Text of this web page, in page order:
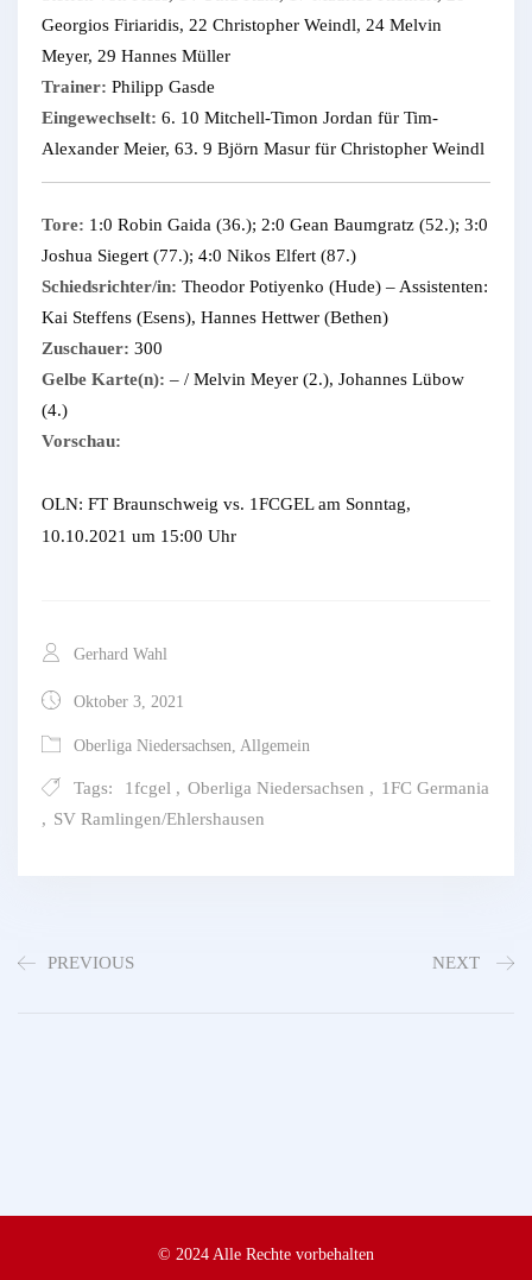
Georgios Firiaridis, 22 Christopher Weindl, 24 Melvin
Meyer, 29 Hannes Müller
Trainer: Philipp Gasde
Eingewechselt: 6. 10 Mitchell-Timon Jordan für Tim-
Alexander Meier, 63. 9 Björn Masur für Christopher Weindl
Tore: 1:0 Robin Gaida (36.); 2:0 Gean Baumgratz (52.); 3:0
Joshua Siegert (77.); 4:0 Nikos Elfert (87.)
Schiedsrichter/in: Theodor Potiyenko (Hude) – Assistenten:
Kai Steffens (Esens), Hannes Hettwer (Bethen)
Zuschauer: 300
Gelbe Karte(n): – / Melvin Meyer (2.), Johannes Lübow
(4.)
Vorschau:
OLN: FT Braunschweig vs. 1FCGEL am Sonntag,
10.10.2021 um 15:00 Uhr
Gerhard Wahl
Oktober 3, 2021
Oberliga Niedersachsen, Allgemein
Tags: 1fcgel , Oberliga Niedersachsen , 1FC Germania
, SV Ramlingen/Ehlershausen
PREVIOUS NEXT
© 2024 Alle Rechte vorbehalten